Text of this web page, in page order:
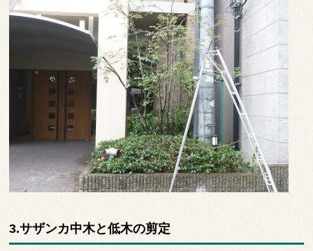
3.サザンカ中木と低木の剪定